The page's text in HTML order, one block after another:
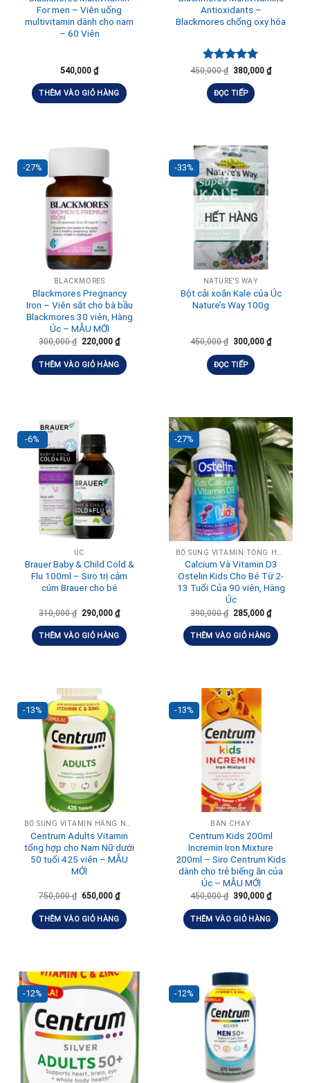
For men – Viên uống
multivitamin dành cho nam
– 60 Viên
540,000 ₫
THÊM VÀO GIỎ HÀNG
Antioxidants –
Blackmores chống oxy hóa
Được xếp
hạng5.00
5 sao
450,000₫ 380,000 ₫
ĐỌC TIẾP
-27%
BLACKMORES
Blackmores Pregnancy
Iron – Viên sắt cho bà bầu
Blackmores 30 viên, Hàng
Úc – MẪU MỚI
300,000₫ 220,000 ₫
THÊM VÀO GIỎ HÀNG
-33%
HẾT HÀNG
NATURE'S WAY
Bột cải xoắn Kale của Úc
Nature’s Way 100g
450,000₫ 300,000 ₫
ĐỌC TIẾP
-6%
ÚC
Brauer Baby & Child Cold &
Flu 100ml – Siro trị cảm
cúm Brauer cho bé
310,000₫ 290,000 ₫
THÊM VÀO GIỎ HÀNG
-27%
Calcium Và Vitamin D3
Ostelin Kids Cho Bé Từ 2-
13 Tuổi Của 90 viên, Hàng
Úc
390,000₫ 285,000 ₫
THÊM VÀO GIỎ HÀNG
-13%
Centrum Adults Vitamin
tổng hợp cho Nam Nữ dưới
50 tuổi 425 viên – MẪU
MỚI
750,000₫ 650,000 ₫
THÊM VÀO GIỎ HÀNG
-13%
BÁN CHẠY
Centrum Kids 200ml
Incremin Iron Mixture
200ml – Siro Centrum Kids
dành cho trẻ biếng ăn của
Úc – MẪU MỚI
450,000₫ 390,000 ₫
THÊM VÀO GIỎ HÀNG
-12% -12%